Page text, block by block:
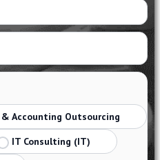
Accounting Outsourcing
IT Consulting (IT)